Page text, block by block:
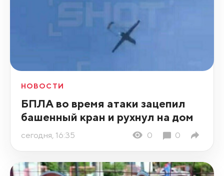
НОВОСТИ
БПЛА во время атаки зацепил
башенный кран и рухнул на дом
сегодня, 16:35 0 0